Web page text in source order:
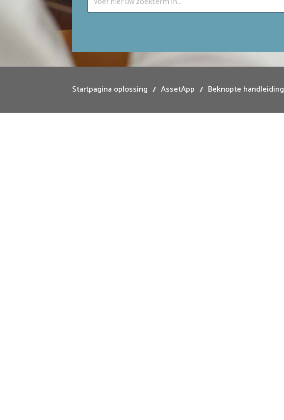
Startpagina oplossing AssetApp Beknopte handleiding